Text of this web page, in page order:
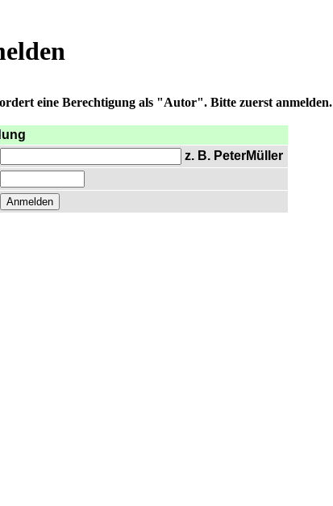
eine Berechtigung als "Autor". Bitte zuerst anmelden.
z. B. PeterMüller